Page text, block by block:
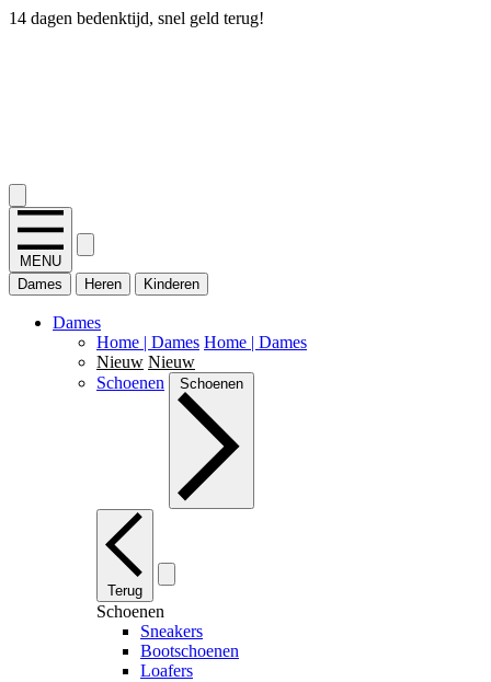
14 dagen bedenktijd, snel geld terug!
MENU
Dames
Heren Kinderen
Dames
Home | Dames Home | Dames
Nieuw Nieuw
Schoenen
Schoenen
Terug
Schoenen
Sneakers
Bootschoenen
Loafers